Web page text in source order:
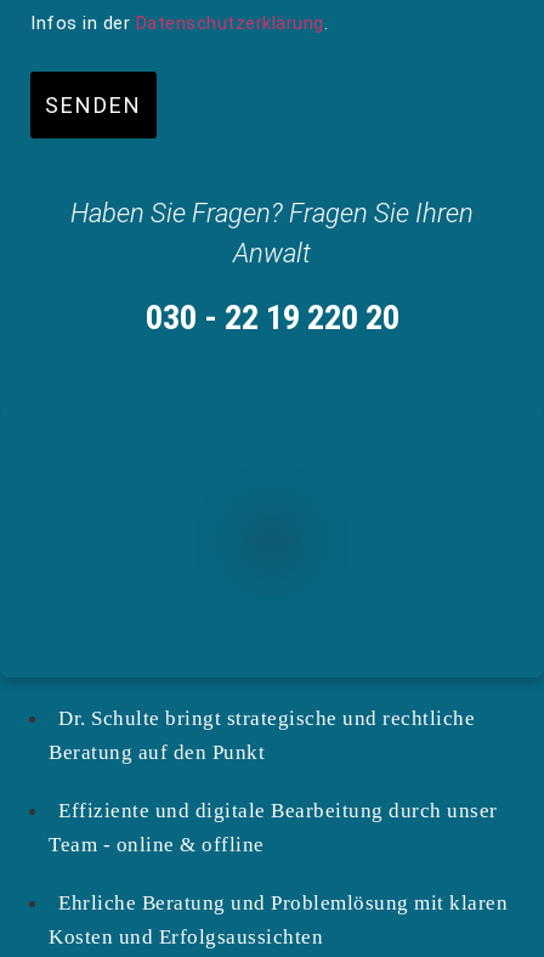
Infos in der Datenschutzerklärung.
SENDEN
Haben Sie Fragen? Fragen Sie Ihren
Anwalt
030 - 22 19 220 20
Dr. Schulte bringt strategische und rechtliche
Beratung auf den Punkt
Effiziente und digitale Bearbeitung durch unser
Team - online & offline
Ehrliche Beratung und Problemlösung mit klaren
Kosten und Erfolgsaussichten